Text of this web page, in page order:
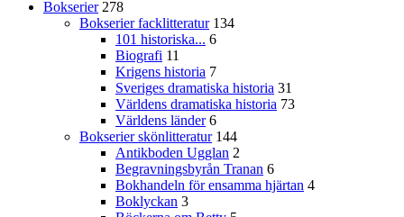
Bokserier 278
Bokserier facklitteratur 134
101 historiska... 6
Biografi 11
Krigens historia 7
Sveriges dramatiska historia 31
Världens dramatiska historia 73
Världens länder 6
Bokserier skönlitteratur 144
Antikboden Ugglan 2
Begravningsbyrån Tranan 6
Bokhandeln för ensamma hjärtan 4
Boklyckan 3